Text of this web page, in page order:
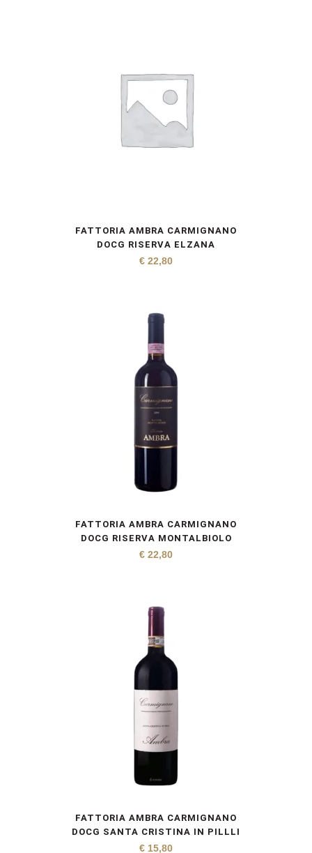
FATTORIA AMBRA CARMIGNANO
DOCG RISERVA ELZANA
€ 22,80
FATTORIA AMBRA CARMIGNANO
DOCG RISERVA MONTALBIOLO
€ 22,80
FATTORIA AMBRA CARMIGNANO
DOCG SANTA CRISTINA IN PILLLI
€ 15,80